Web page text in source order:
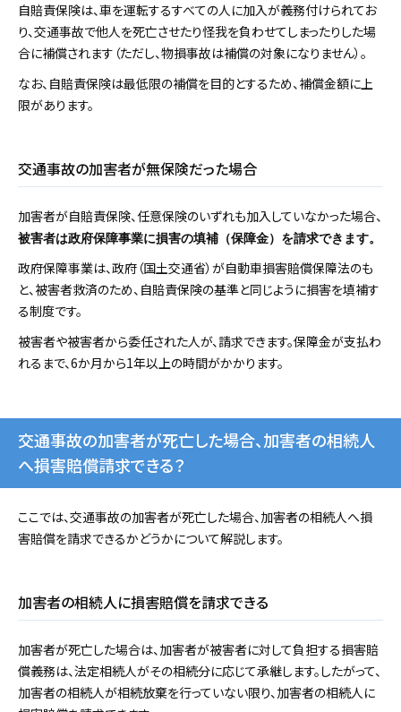
自賠責保険は、車を運転するすべての人に加入が義務付けられてお
り、交通事故で他人を死亡させたり怪我を負わせてしまったりした場
合に補償されます（ただし、物損事故は補償の対象になりません）。
なお、自賠責保険は最低限の補償を目的とするため、補償金額に上
限があります。
交通事故の加害者が無保険だった場合
加害者が自賠責保険、任意保険のいずれも加入していなかった場合、
被害者は政府保障事業に損害の填補（保障金）を請求できます。
政府保障事業は、政府（国土交通省）が自動車損害賠償保障法のも
と、被害者救済のため、自賠責保険の基準と同じように損害を填補す
る制度です。
被害者や被害者から委任された人が、請求できます。保障金が支払わ
れるまで、6か月から1年以上の時間がかかります。
交通事故の加害者が死亡した場合、加害者の相続人
へ損害賠償請求できる？
ここでは、交通事故の加害者が死亡した場合、加害者の相続人へ損
害賠償を請求できるかどうかについて解説します。
加害者の相続人に損害賠償を請求できる
加害者が死亡した場合は、加害者が被害者に対して負担する損害賠
償義務は、法定相続人がその相続分に応じて承継します。したがって、
加害者の相続人が相続放棄を行っていない限り、加害者の相続人に